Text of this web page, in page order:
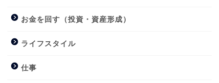
お金を回す（投資・資産形成）
ライフスタイル
仕事